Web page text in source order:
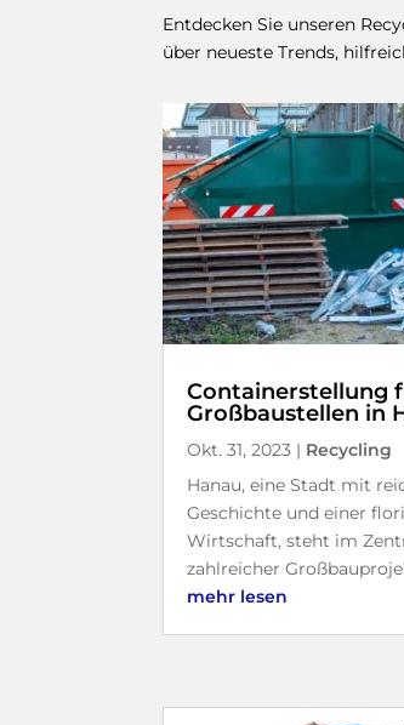
Entdecken Sie unseren
über neueste Trends,
Containerstellung
Großbaustellen in
Okt. 31, 2023 | Recycling
Hanau, eine Stadt mit
Geschichte und einer
Wirtschaft, steht im
zahlreicher
mehr lesen